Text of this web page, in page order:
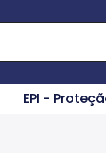
EPI -